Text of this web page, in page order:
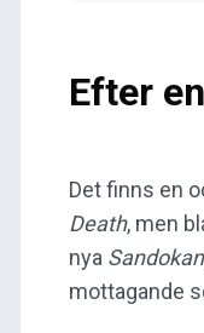
Efter
Det finns en
Death, men
nya Sandokan
mottagande